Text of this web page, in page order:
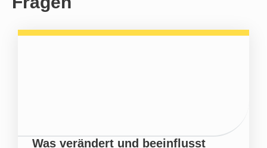
Was verändert und beeinflusst